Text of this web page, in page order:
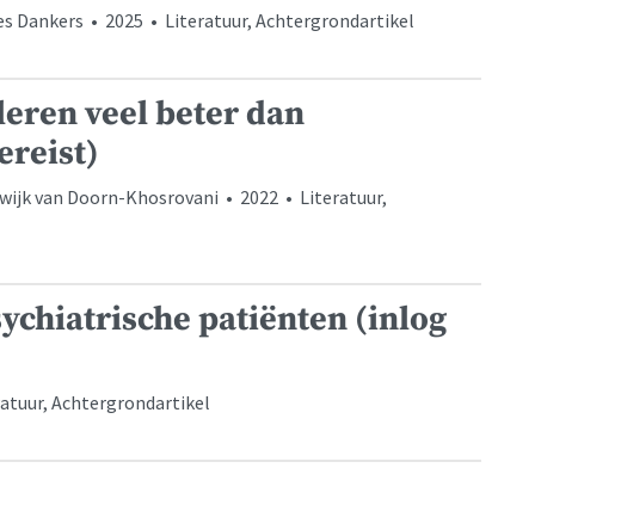
Dankers • 2025 • Literatuur, Achtergrondartikel
veel beter dan
van Doorn-Khosrovani • 2022 • Literatuur,
patiënten (inlog
Achtergrondartikel